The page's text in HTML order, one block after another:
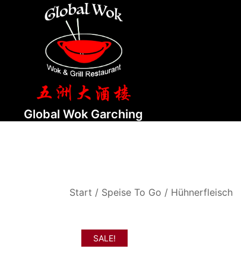
Global Wok Garching
Start / Speise To Go / Hühnerfleisch
SALE!